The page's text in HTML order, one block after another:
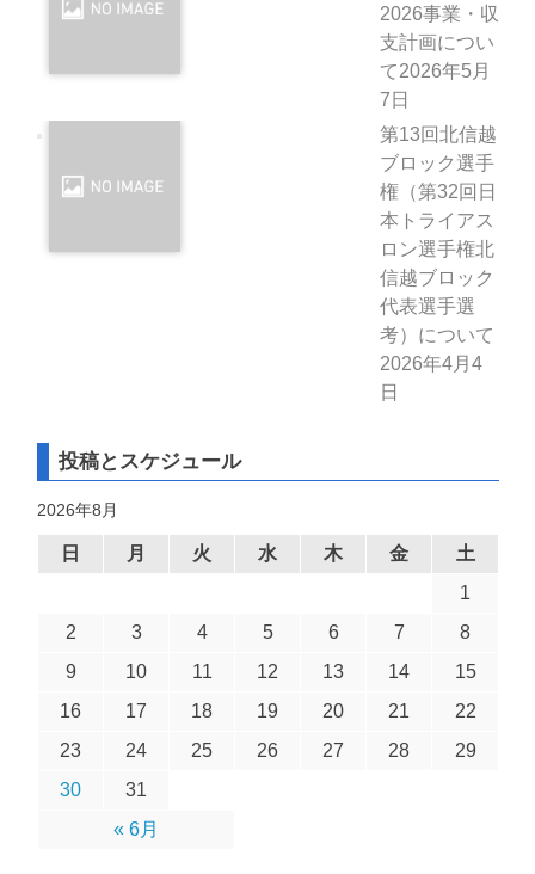
2026事業・収
支計画につい
て2026年5月
7日
第13回北信越
ブロック選手
権（第32回日
本トライアス
ロン選手権北
信越ブロック
代表選手選
考）について
2026年4月4
日
投稿とスケジュール
2026年8月
日 月 火 水 木 金 土
« 6月
1
2
3 4 5 6 7
8
9
10 11 12 13 14
15
16
17 18 19 20 21
22
23
24 25 26 27 28
29
30
31